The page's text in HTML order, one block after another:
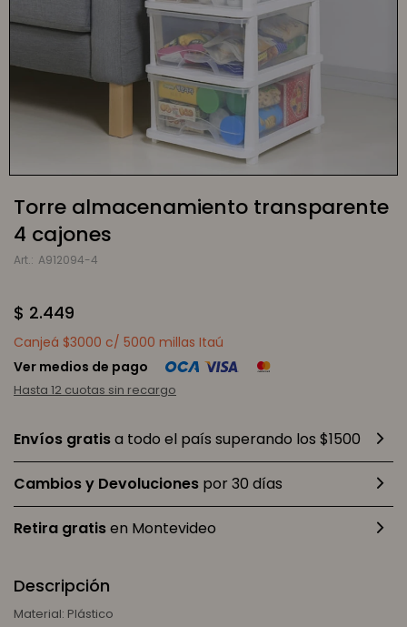
Torre almacenamiento transparente
4 cajones
A912094-4
$ 2.449
Canjeá $3000 c/ 5000 millas Itaú
Ver medios de pago
Hasta 12 cuotas sin recargo
Envíos gratisa todo el país superando los $1500
Cambios y Devoluciones por 30 días
Retira gratisen Montevideo
Descripción
Material: Plástico